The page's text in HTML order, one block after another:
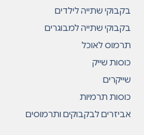
בקבוקי שתייה לילדים
בקבוקי שתייה למבוגרים
תרמוס לאוכל
כוסות שייק
שייקרים
כוסות תרמיות
אביזרים לבקבוקים ותרמוסים